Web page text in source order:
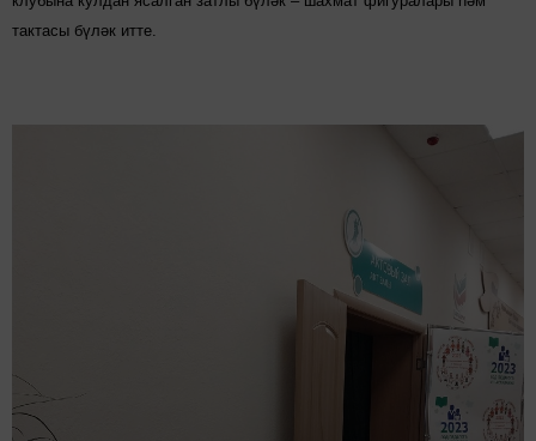
тактасы бүләк итте.